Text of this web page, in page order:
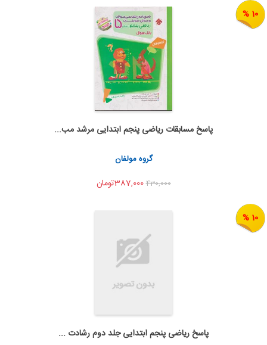
10 %
اضافه به سبد خرید
اشتراک گذاری
پاسخ مسابقات ریاضی پنجم ابتدایی مرشد مب...
گروه مولفان
430,000387,000تومان
10 %
اضافه به سبد خرید
پاسخ ریاضی پنجم ابتدایی جلد دوم رشادت ...